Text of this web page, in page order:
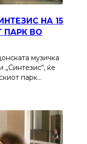
НА 15
ПАРК ВО
музичка
„Синтезис“, ќе
парк…